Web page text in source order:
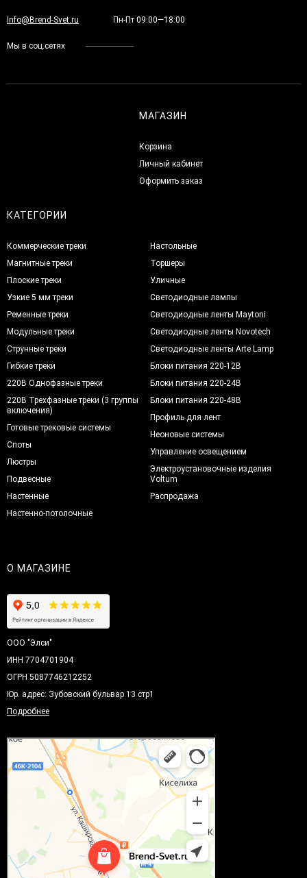
Info@Brend-Svet.ru Пн-Пт 09:00—18:00
Мы в соц.сетях
МАГАЗИН
Корзина
Личный кабинет
Оформить заказ
КАТЕГОРИИ
Коммерческие треки
Магнитные треки
Плоские треки
Узкие 5 мм треки
Ременные треки
Модульные треки
Струнные треки
Гибкие треки
220В Однофазные треки
220В Трехфазные треки (3 группы
включения)
Готовые трековые системы
Споты
Люстры
Подвесные
Настенные
Настенно-потолочные
Настольные
Торшеры
Уличные
Светодиодные лампы
Светодиодные ленты Maytoni
Светодиодные ленты Novotech
Светодиодные ленты Arte Lamp
Блоки питания 220-12В
Блоки питания 220-24В
Блоки питания 220-48В
Профиль для лент
Неоновые системы
Управление освещением
Электроустановочные изделия
Voltum
Распродажа
О МАГАЗИНЕ
ООО "Элси"
ИНН 7704701904
ОГРН 5087746212252
Юр. адрес: Зубовский бульвар 13 стр1
Подробнее